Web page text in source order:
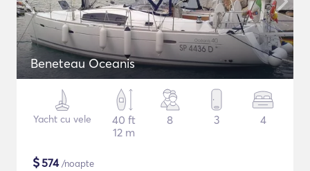
Beneteau Oceanis
Yacht cu vele
40 ft
12 m
8 3 4
$574/noapte